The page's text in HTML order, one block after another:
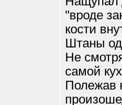
"вроде
кости
Штаны
Не
самой
Полежав